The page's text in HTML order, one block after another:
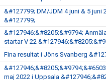
&#127799; DM/JDM 4 juni & 5 juni
&#127799;
&#127946;&#8205;&#9794;
startar V 22
Fina resultat i Jöns Svanberg
maj 2022 i Uppsala